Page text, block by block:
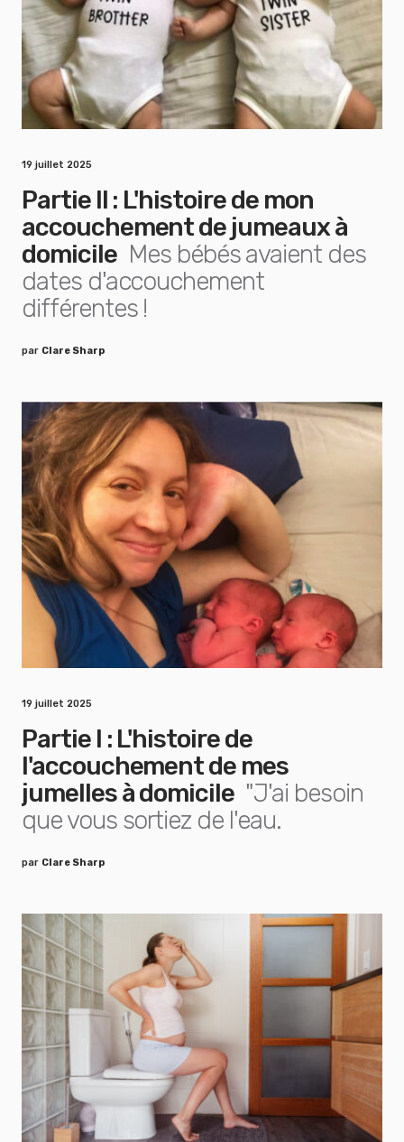
19 juillet 2025
Partie II : L'histoire de mon
accouchement de jumeaux à
domicile Mes bébés avaient des
dates d'accouchement
différentes !
par Clare Sharp
19 juillet 2025
Partie I : L'histoire de
l'accouchement de mes
jumelles à domicile "J'ai besoin
que vous sortiez de l'eau.
par Clare Sharp